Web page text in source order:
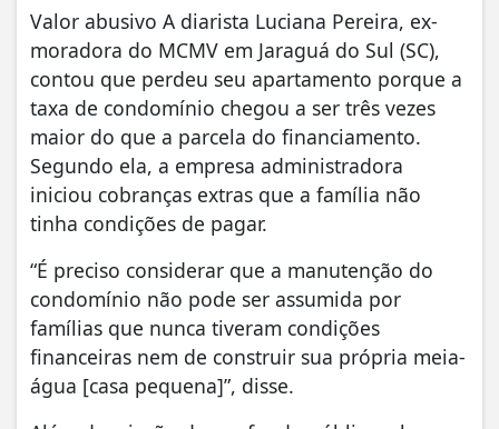
Valor abusivo A diarista Luciana Pereira, ex-
moradora do MCMV em Jaraguá do Sul (SC),
contou que perdeu seu apartamento porque a
taxa de condomínio chegou a ser três vezes
maior do que a parcela do financiamento.
Segundo ela, a empresa administradora
iniciou cobranças extras que a família não
tinha condições de pagar.
“É preciso considerar que a manutenção do
condomínio não pode ser assumida por
famílias que nunca tiveram condições
financeiras nem de construir sua própria meia-
água [casa pequena]”, disse.